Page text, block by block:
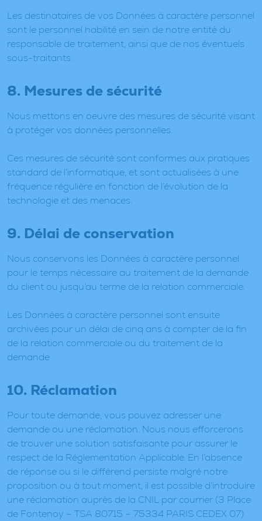
Les destinataires de vos Données à caractère personnel
sont le personnel habilité en sein de notre entité du
responsable de traitement, ainsi que de nos éventuels
sous-traitants.
8. Mesures de sécurité
Nous mettons en oeuvre des mesures de sécurité visant
à protéger vos données personnelles.
Ces mesures de sécurité sont conformes aux pratiques
standard de l’informatique, et sont actualisées à une
fréquence régulière en fonction de l’évolution de la
technologie et des menaces.
9. Délai de conservation
Nous conservons les Données à caractère personnel
pour le temps nécessaire au traitement de la demande
du client ou jusqu’au terme de la relation commerciale.
Les Données à caractère personnel sont ensuite
archivées pour un délai de cinq ans à compter de la fin
de la relation commerciale ou du traitement de la
demande
10. Réclamation
Pour toute demande, vous pouvez adresser une
demande ou une réclamation. Nous nous efforcerons
de trouver une solution satisfaisante pour assurer le
respect de la Réglementation Applicable. En l’absence
de réponse ou si le différend persiste malgré notre
proposition ou à tout moment, il est possible d’introduire
une réclamation auprès de la CNIL par courrier (3 Place
de Fontenoy – TSA 80715 – 75334 PARIS CEDEX 07)